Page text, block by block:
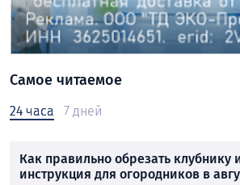
Самое читаемое
24 часа 7 дней
Как правильно обрезать клубнику
инструкция для огородников в